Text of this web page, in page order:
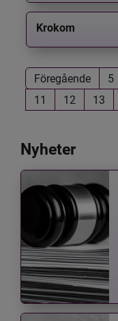
Krokom
Föregående 5
11
12 13
Nyheter